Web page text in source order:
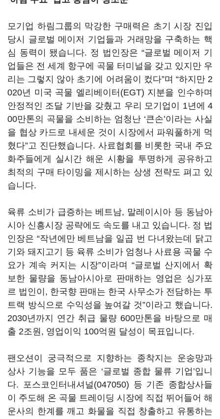
모기업 하림그룹의 막강한 구매력은 초기 시장 진입
당시 글로벌 메이저 기업들과 거래망을 구축하는 핵
심 동력이 됐습니다. 정 법인장은 “글로벌 메이저 기
업들은 전 세계 항구에 곡물 터미널을 갖고 있지만 우
리는 그렇지 않아 초기에 어려움이 컸다”며 “하지만 2
020년 미국 곡물 엘리베이터(EGT) 지분을 인수하며
안정적인 조달 기반을 갖췄고 우리 모기업이 1년에 4
00만톤의 곡물을 소비하는 엄청난 ‘큰손’이라는 사실
을 협상 카드로 내세운 것이 시장에서 파워풀하게 먹
혔다”고 진단했습니다. 사료협회를 비롯한 국내 주요
화주들에게 실시간 해운 시황을 투명하게 공유하고
최적의 구매 타이밍을 제시하는 상생 전략도 펴고 있
습니다.
육류 소비가 급증하는 베트남, 말레이시아 등 동남아
시아 신흥시장 공략에도 속도를 내고 있습니다. 정 법
인장은 “작년에만 베트남을 일곱 번 다녀왔는데 닭고
기와 돼지고기 등 육류 소비가 엄청나 사료용 곡물 수
요가 계속 커지는 시장”이라며 “글로벌 산지에서 확
보한 물량을 동남아시아로 판매하는 영업은 싱가포
르 법인이, 한국향 판매는 한국 사무소가 전담하는 투
트랙 방식으로 수익성을 높여갈 것”이라고 했습니다.
2030년까지 연간 취급 물량 600만톤을 바탕으로 매
출 2조원, 영업이익 100억원 달성이 목표입니다.
팬오션이 궁극적으로 지향하는 종착지는 운송망과
상사 기능을 모두 품은 ‘글로벌 종합 물류 기업’입니
다. 포스코인터내셔널(047050) 등 기존 종합상사들
이 주도해 온 곡물 트레이딩 시장에 직접 뛰어들어 해
운사의 한계를 깨고 화물을 직접 창출하고 유통하는